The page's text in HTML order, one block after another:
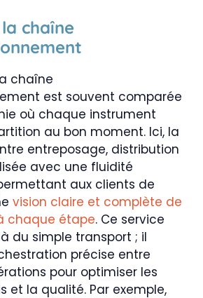
chaîne
chaîne
est souvent comparée
où chaque instrument
au bon moment. Ici, la
entreposage, distribution
avec une fluidité
aux clients de
vision claire et complète de
chaque étape. Ce service
du simple transport ; il
précise entre
pour optimiser les
et la qualité. Par exemple,